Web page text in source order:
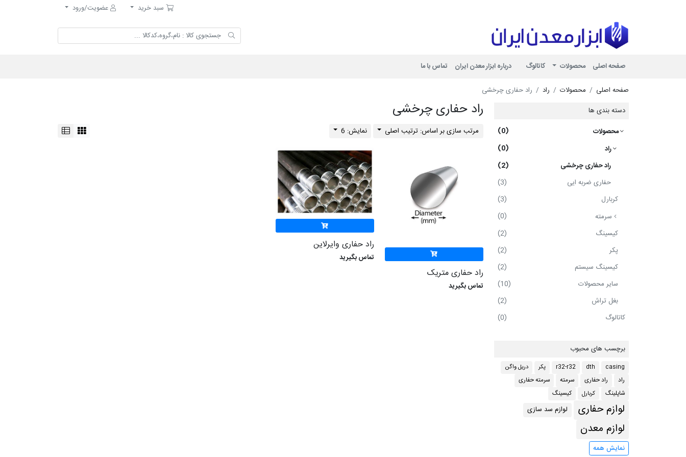
سبد خرید
سبد خرید
عضویت/ورود
صفحه اصلی محصولات کاتالوگ درباره ابزار معدن ایران تماس با ما
صفحه اصلی محصولات راد
راد حفاری چرخشی
دسته بندی ها
محصولات
(0)
راد
(0)
راد حفاری چرخشی
(2)
حفاری ضربه ایی
(3)
کربارل
(3)
سرمته
(0)
کیسینگ
(2)
پکر
(2)
کیسینگ سیستم
(2)
سایر محصولات
(10)
بغل تراش
(2)
کاتالوگ
(0)
برچسب های محبوب
casing
dth
r32-r32 پکر
دریل واگن
راد
راد حفاری سرمته
سرمته حفاری
شاپلینگ
کربارل کیسینگ
لوازم حفاری لوازم سد سازی
لوازم معدن
نمایش همه
راد حفاری چرخشی
مرتب سازی بر اساس: ترتیب اصلی نمایش: 6
راد حفاری متریک
تماس بگیرید
راد حفاری وایرلاین
تماس بگیرید